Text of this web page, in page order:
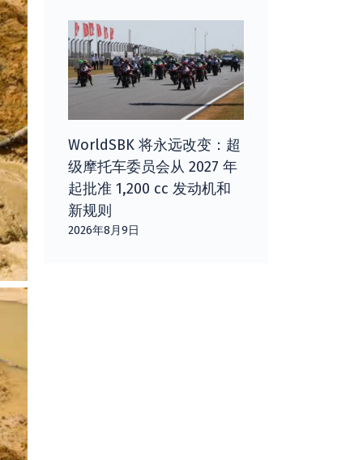
WorldSBK 将永远改变：超
级摩托车委员会从 2027 年
起批准 1,200 cc 发动机和
新规则
2026年8月9日